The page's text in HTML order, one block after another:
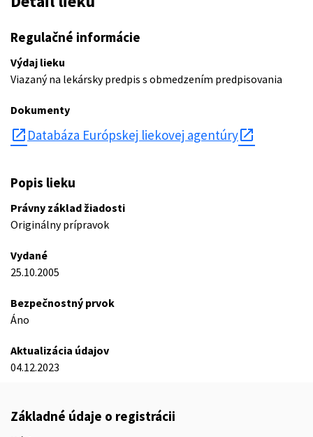
Regulačné informácie
Výdaj lieku
Viazaný na lekársky predpis s obmedzením predpisovania
Dokumenty
open_in_new Databáza Európskej liekovej agentúry
Popis lieku
Právny základ žiadosti
Originálny prípravok
Vydané
25.10.2005
Bezpečnostný prvok
Áno
Aktualizácia údajov
04.12.2023
Základné údaje o registrácii